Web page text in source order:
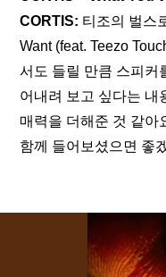
CORTIS: 티조의 벌스
Want (feat. Teezo
서도 들릴 만큼 스피커
어내려 보고 싶다는 내
매력을 더해준 것 같아
함께 들어보셨으면 좋